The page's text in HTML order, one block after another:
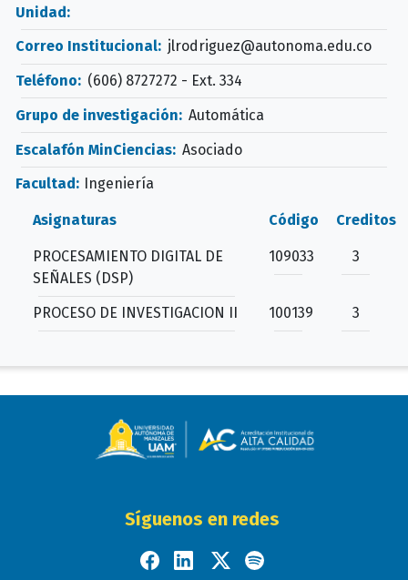
Unidad:
Correo Institucional: jlrodriguez@autonoma.edu.co
Teléfono: (606) 8727272 - Ext. 334
Grupo de investigación: Automática
Escalafón MinCiencias: Asociado
Facultad:
Ingeniería
Asignaturas Código Creditos
PROCESAMIENTO DIGITAL DE
SEÑALES (DSP)
109033 3
PROCESO DE INVESTIGACION II 100139 3
Síguenos en redes